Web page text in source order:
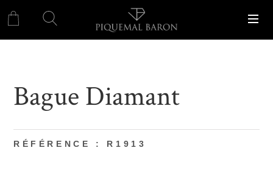
Bague Diamant
RÉFÉRENCE : R1913